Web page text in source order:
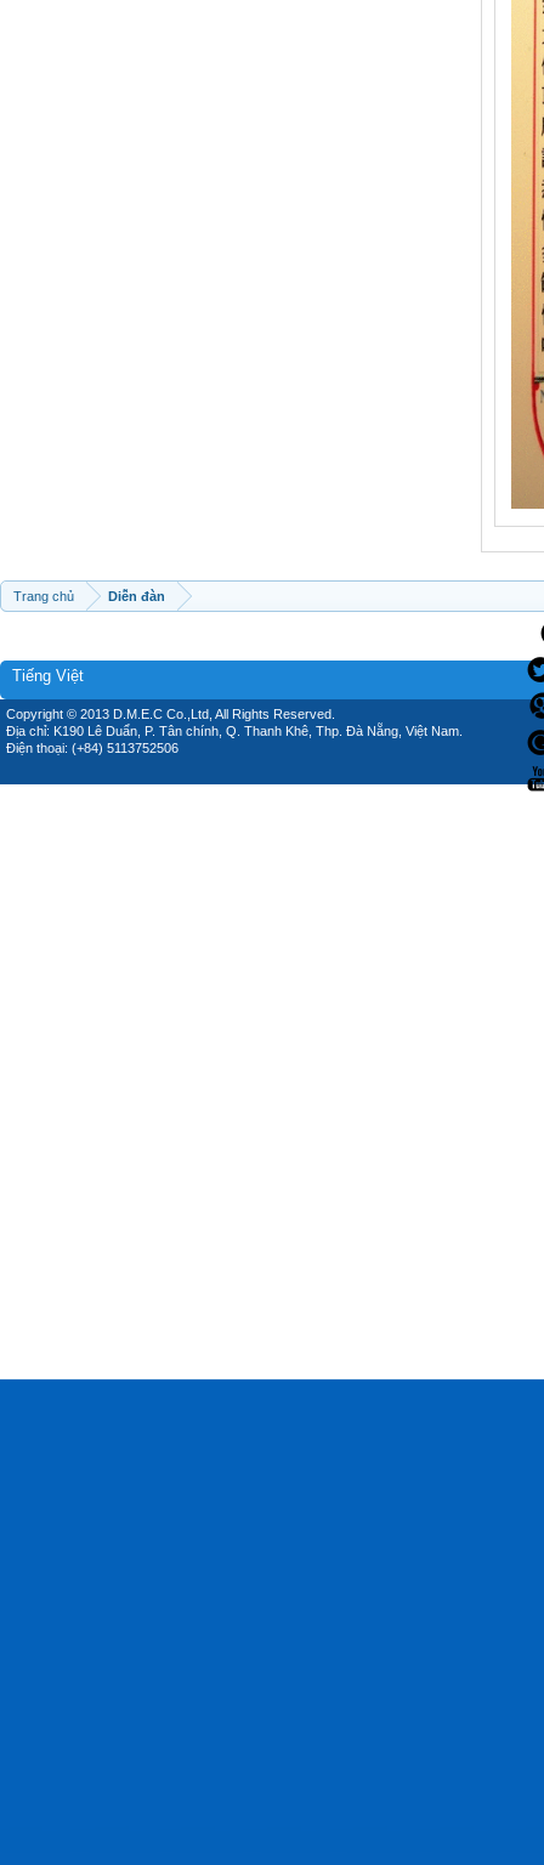
Trang chủ Diễn đàn
Tiếng Việt
Copyright © 2013 D.M.E.C Co.,Ltd, All Rights Reserved.
Địa chỉ: K190 Lê Duẩn, P. Tân chính, Q. Thanh Khê, Thp. Đà Nẵng, Việt Nam.
Điện thoại: (+84) 5113752506